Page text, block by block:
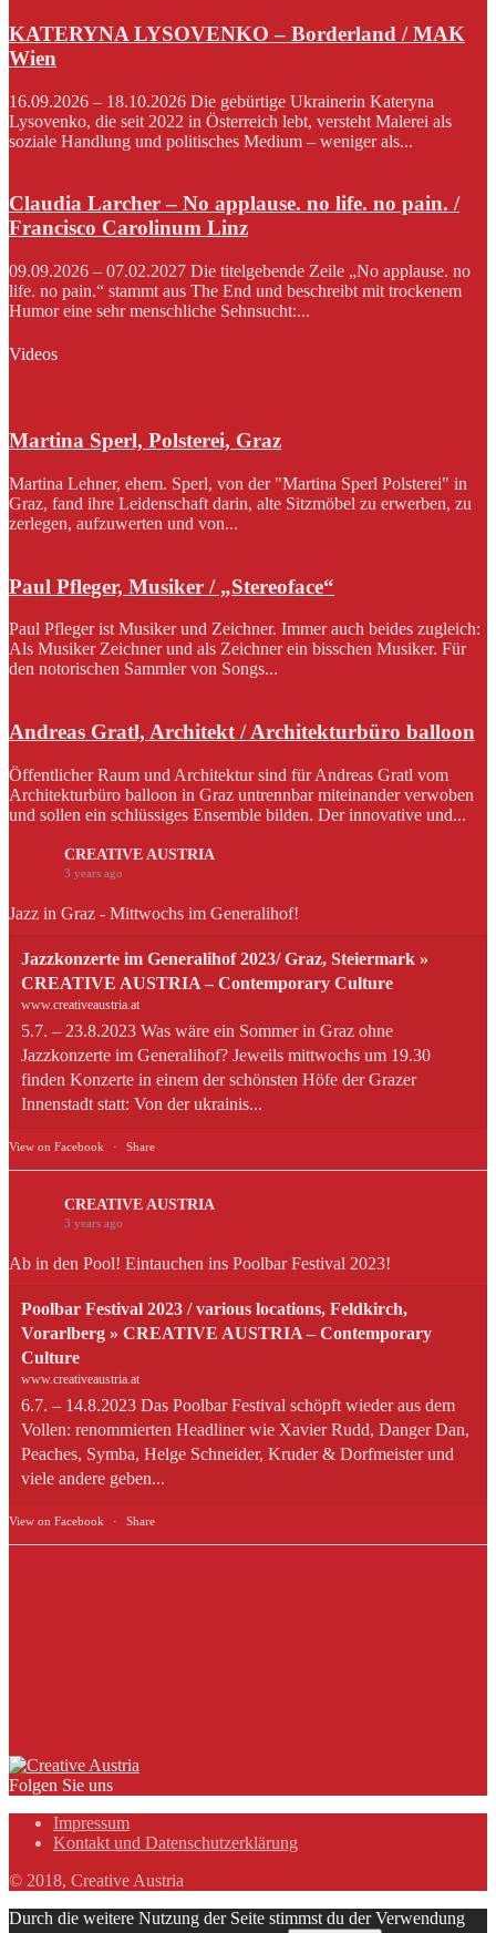
KATERYNA LYSOVENKO – Borderland / MAK
Wien
16.09.2026 – 18.10.2026 Die gebürtige Ukrainerin Kateryna
Lysovenko, die seit 2022 in Österreich lebt, versteht Malerei als
soziale Handlung und politisches Medium – weniger als...
Claudia Larcher – No applause. no life. no pain. /
Francisco Carolinum Linz
09.09.2026 – 07.02.2027 Die titelgebende Zeile „No applause. no
life. no pain.“ stammt aus The End und beschreibt mit trockenem
Humor eine sehr menschliche Sehnsucht:...
Videos
Martina Sperl, Polsterei, Graz
Martina Lehner, ehem. Sperl, von der "Martina Sperl Polsterei" in
Graz, fand ihre Leidenschaft darin, alte Sitzmöbel zu erwerben, zu
zerlegen, aufzuwerten und von...
Paul Pfleger, Musiker / „Stereoface“
Paul Pfleger ist Musiker und Zeichner. Immer auch beides zugleich:
Als Musiker Zeichner und als Zeichner ein bisschen Musiker. Für
den notorischen Sammler von Songs...
Andreas Gratl, Architekt / Architekturbüro balloon
Öffentlicher Raum und Architektur sind für Andreas Gratl vom
Architekturbüro balloon in Graz untrennbar miteinander verwoben
und sollen ein schlüssiges Ensemble bilden. Der innovative und...
CREATIVE AUSTRIA
3 years ago
Jazz in Graz - Mittwochs im Generalihof!
Jazzkonzerte im Generalihof 2023/ Graz, Steiermark »
CREATIVE AUSTRIA – Contemporary Culture
www.creativeaustria.at
5.7. – 23.8.2023 Was wäre ein Sommer in Graz ohne
Jazzkonzerte im Generalihof? Jeweils mittwochs um 19.30
finden Konzerte in einem der schönsten Höfe der Grazer
Innenstadt statt: Von der ukrainis...
View on Facebook · Share
CREATIVE AUSTRIA
3 years ago
Ab in den Pool! Eintauchen ins Poolbar Festival 2023!
Poolbar Festival 2023 / various locations, Feldkirch,
Vorarlberg » CREATIVE AUSTRIA – Contemporary
Culture
www.creativeaustria.at
6.7. – 14.8.2023 Das Poolbar Festival schöpft wieder aus dem
Vollen: renommierten Headliner wie Xavier Rudd, Danger Dan,
Peaches, Symba, Helge Schneider, Kruder & Dorfmeister und
viele andere geben...
View on Facebook · Share
Folgen Sie uns
Impressum
Kontakt und Datenschutzerklärung
© 2018, Creative Austria
Durch die weitere Nutzung der Seite stimmst du der Verwendung